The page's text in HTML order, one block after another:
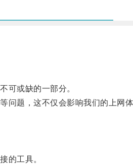
或缺的一部分。
题，这不仅会影响我们的上网体
的工具。